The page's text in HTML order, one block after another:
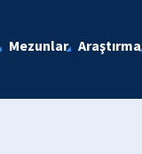
Mezunlar Araştırma